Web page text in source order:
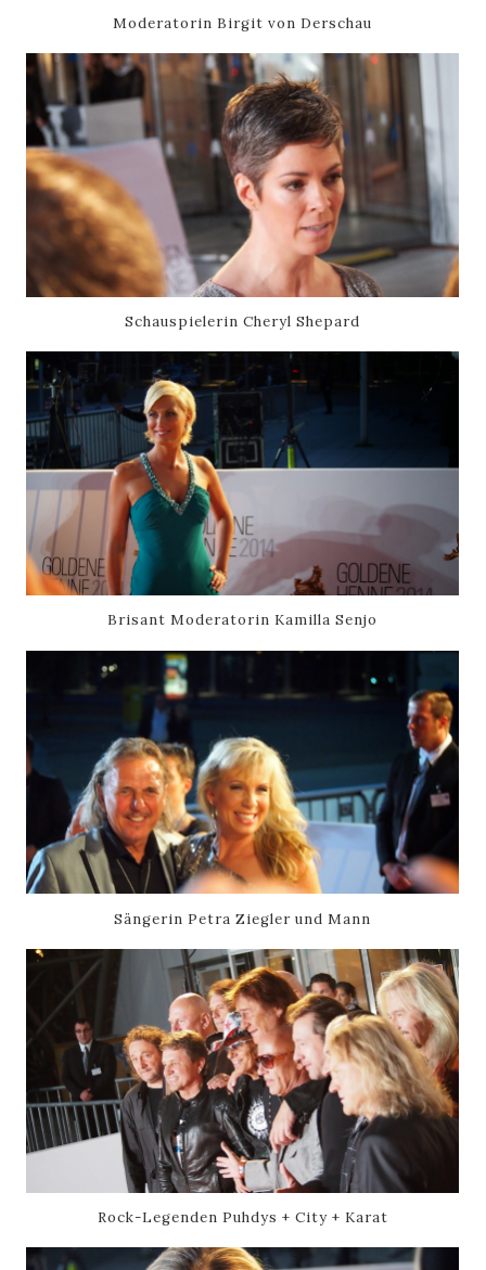
Moderatorin Birgit von Derschau
Schauspielerin Cheryl Shepard
Brisant Moderatorin Kamilla Senjo
Sängerin Petra Ziegler und Mann
Rock-Legenden Puhdys + City + Karat